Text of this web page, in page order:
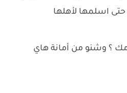
اسلمها لأهلها
؟ وشنو من أمانة هاي